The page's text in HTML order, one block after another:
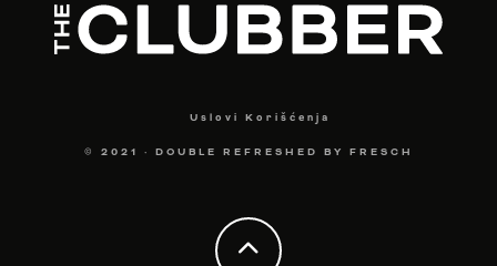
Uslovi Korišćenja
© 2021 · DOUBLE REFRESHED BY FRESCH